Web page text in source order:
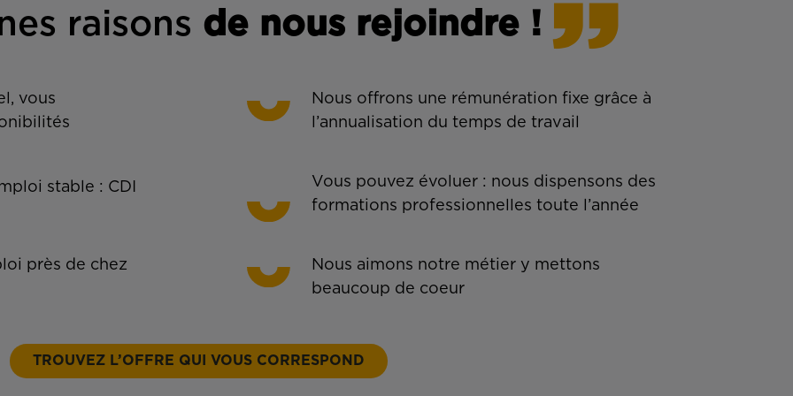
raisons de nous rejoindre !
vous
Nous offrons une rémunération fixe grâce à
l’annualisation du temps de travail
stable : CDI
Vous pouvez évoluer : nous dispensons des
formations professionnelles toute l’année
près de chez
Nous aimons notre métier y mettons
beaucoup de coeur
TROUVEZ L’OFFRE QUI VOUS CORRESPOND